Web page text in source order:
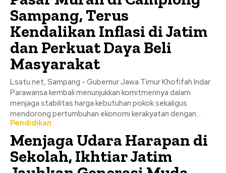
Sampang, Terus
Kendalikan Inflasi di Jatim
dan Perkuat Daya Beli
Masyarakat
Lsatu.net, Sampang - Gubernur Jawa Timur Khofifah Indar
Parawansa kembali menunjukkan komitmennya dalam
menjaga stabilitas harga kebutuhan pokok sekaligus
mendorong pertumbuhan ekonomi kerakyatan dengan...
Pendidikan
Menjaga Udara Harapan di
Sekolah, Ikhtiar Jatim